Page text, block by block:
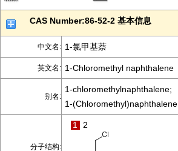
CAS Number:86-52-2 基本信息
中文名: 1-氯甲基萘
英文名: 1-Chloromethyl naphthalene
别名:
1-chloromethylnaphthalene;
1-(Chloromethyl)naphthalene
分子结构:
1 2